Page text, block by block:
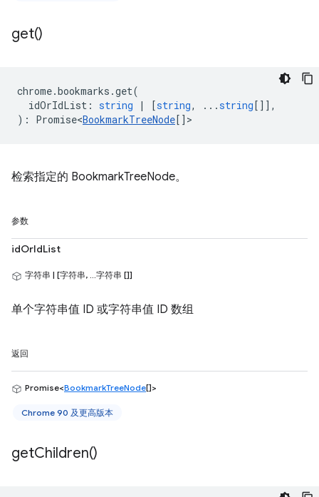
get()
chrome.bookmarks .get(
idOrIdList : string | [string, ...string []],
) : Promise<BookmarkTreeNode [] >
检索指定的 BookmarkTreeNode。
参数
idOrIdList
字符串 | [字符串, ...字符串 []]
单个字符串值 ID 或字符串值 ID 数组
返回
Promise<BookmarkTreeNode[]>
Chrome 90 及更高版本
getChildren()